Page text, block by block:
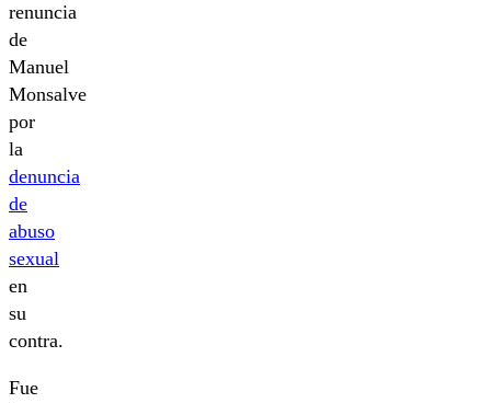
renuncia
de
Manuel
Monsalve
por
la
denuncia
de
abuso
sexual
en
su
contra.
Fue